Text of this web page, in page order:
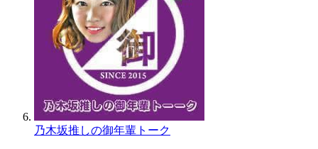
乃木坂推しの御年輩トーク